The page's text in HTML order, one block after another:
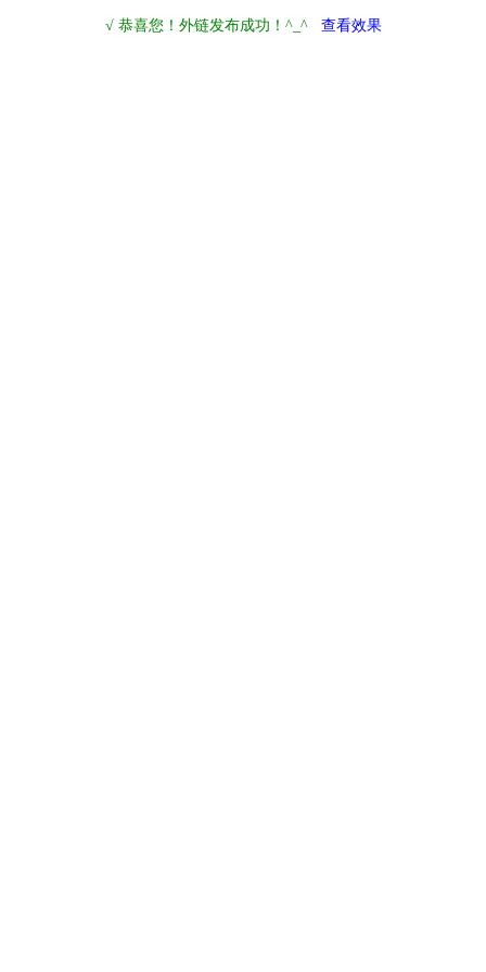
√ 恭喜您！外链发布成功！^_^ 查看效果